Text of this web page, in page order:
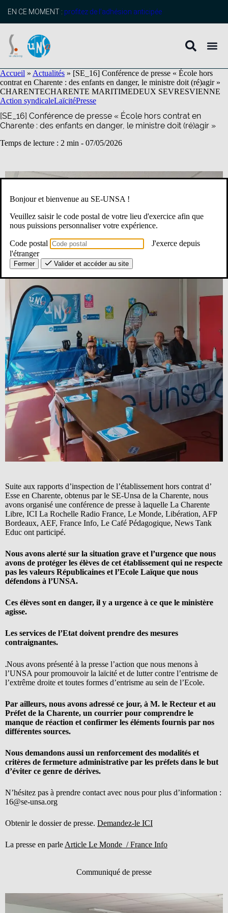
principal
EN CE MOMENT : profitez de l’adhésion anticipée
Accueil » Actualités » [SE_16] Conférence de presse « École hors
contrat en Charente : des enfants en danger, le ministre doit (ré)agir »
CHARENTECHARENTE MARITIMEDEUX SEVRESVIENNE
Action syndicaleLaïcitéPresse
[SE_16] Conférence de presse « École hors contrat en
Charente : des enfants en danger, le ministre doit (ré)agir »
Temps de lecture : 2 min - 07/05/2026
Suite aux rapports d’inspection de l’établissement hors contrat d’
Esse en Charente, obtenus par le SE-Unsa de la Charente, nous
avons organisé une conférence de presse à laquelle La Charente
Libre, ICI La Rochelle Radio France, Le Monde, Libération, AFP
Bordeaux, AEF, France Info, Le Café Pédagogique, News Tank
Educ ont participé.
Nous avons alerté sur la situation grave et l’urgence que nous
avons de protéger les élèves de cet établissement qui ne respecte
pas les valeurs Républicaines et l’Ecole Laïque que nous
défendons à l’UNSA.
Ces élèves sont en danger, il y a urgence à ce que le ministère
agisse.
Les services de l’Etat doivent prendre des mesures
contraignantes.
.Nous avons présenté à la presse l’action que nous menons à
l’UNSA pour promouvoir la laïcité et de lutter contre l’entrisme de
l’extrême droite et toutes formes d’entrisme au sein de l’Ecole.
Par ailleurs, nous avons adressé ce jour, à M. le Recteur et au
Préfet de la Charente, un courrier pour comprendre le
manque de réaction et confirmer les éléments fournis par nos
différentes sources.
Nous demandons aussi un renforcement des modalités et
critères de fermeture administrative par les préfets dans le but
d’éviter ce genre de dérives.
N’hésitez pas à prendre contact avec nous pour plus d’information :
16@se-unsa.org
Obtenir le dossier de presse. Demandez-le ICI
La presse en parle Article Le Monde /France Info
Communiqué de presse
Bonjour et bienvenue au SE-UNSA !
Veuillez saisir le code postal de votre lieu d'exercice afin que
nous puissions personnaliser votre expérience.
Code postal
J'exerce depuis
l'étranger
Fermer Valider et accéder au site